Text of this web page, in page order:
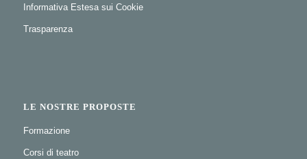
Informativa Estesa sui Cookie
Trasparenza
LE NOSTRE PROPOSTE
Formazione
Corsi di teatro